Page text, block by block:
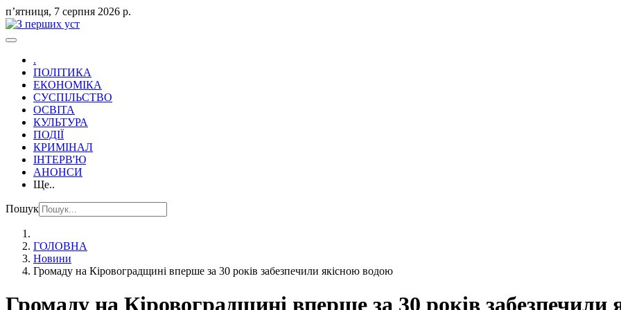
пʼятниця, 7 серпня 2026 р.
.
ПОЛІТИКА
ЕКОНОМІКА
СУСПІЛЬСТВО
ОСВІТА
КУЛЬТУРА
ПОДІЇ
КРИМІНАЛ
ІНТЕРВ'Ю
АНОНСИ
Ще..
Пошук
ГОЛОВНА
Новини
Громаду на Кіровоградщині вперше за 30 років забезпечили якісною водою
Громаду на Кіровоградщині вперше за 30 років забезпечили